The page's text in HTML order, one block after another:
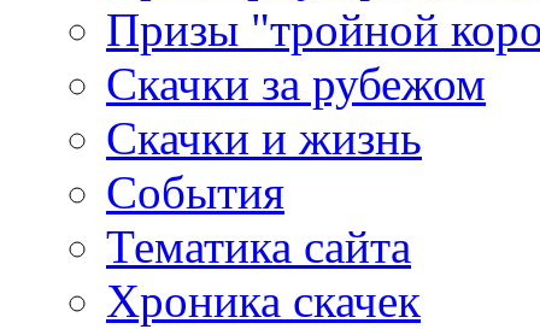
Призы "тройной
Скачки за рубежом
Скачки и жизнь
События
Тематика сайта
Хроника скачек